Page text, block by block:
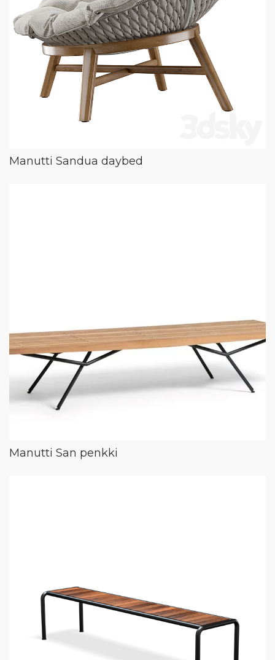
Manutti Sandua daybed
Manutti San penkki